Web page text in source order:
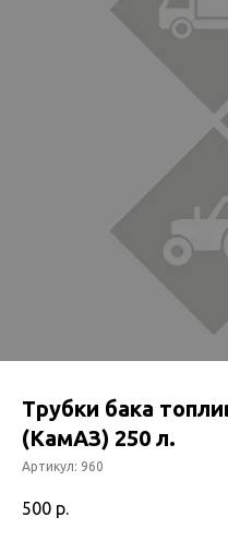
Трубки бака
(КамАЗ) 250 л.
Артикул: 960
500 р.